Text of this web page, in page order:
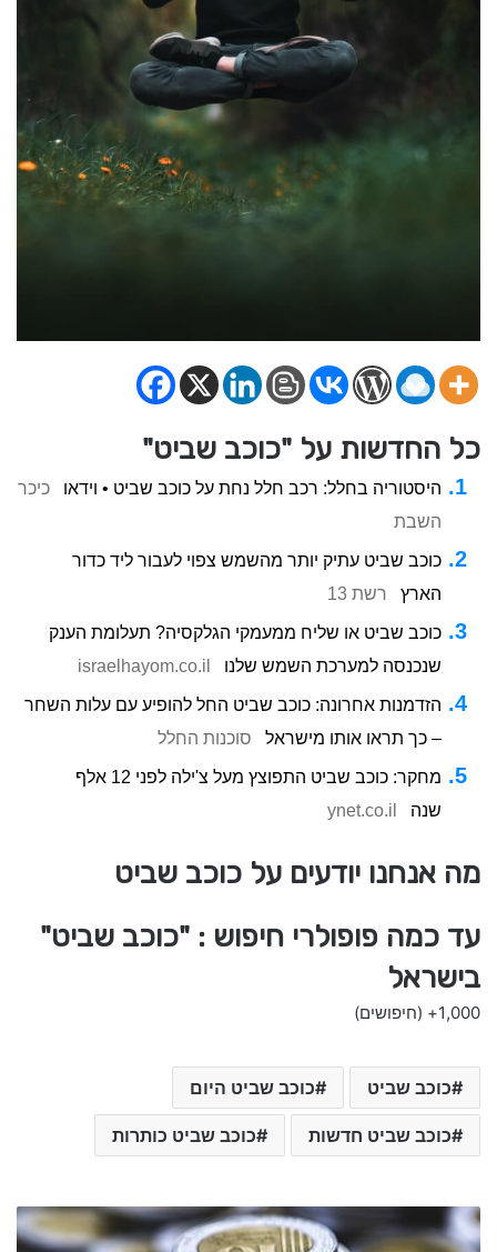
כל החדשות על "כוכב שביט"
היסטוריה בחלל: רכב חלל נחת על כוכב שביט • וידאו
כיכר
השבת
כוכב שביט עתיק יותר מהשמש צפוי לעבור ליד כדור
הארץ
רשת 13
כוכב שביט או שליח ממעמקי הגלקסיה? תעלומת הענק
שנכנסה למערכת השמש שלנו
israelhayom.co.il
הזדמנות אחרונה: כוכב שביט החל להופיע עם עלות השחר
– כך תראו אותו מישראל
סוכנות החלל
מחקר: כוכב שביט התפוצץ מעל צ'ילה לפני 12 אלף
שנה
ynet.co.il
מה אנחנו יודעים על כוכב שביט
עד כמה פופולרי חיפוש : "כוכב שביט"
בישראל
1,000+ (חיפושים)
כוכב שביט כוכב שביט היום
כוכב שביט חדשות כוכב שביט כותרות
מ
י